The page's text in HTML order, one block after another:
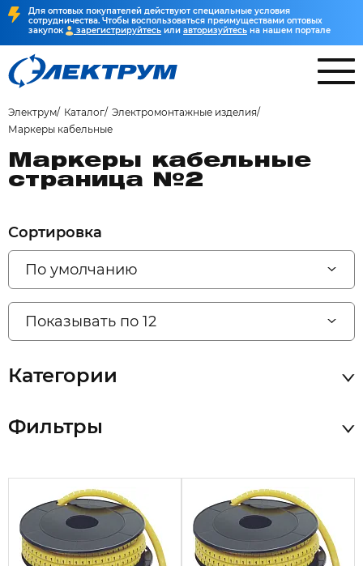
Для оптовых покупателей действуют специальные условия
сотрудничества. Чтобы воспользоваться преимуществами оптовых
закупок
зарегистрируйтесь или авторизуйтесь на нашем портале
Электрум Каталог Электромонтажные изделия
Маркеры кабельные
Маркеры кабельные
страница №2
Сортировка
По умолчанию
Показывать по 12
Категории
Фильтры